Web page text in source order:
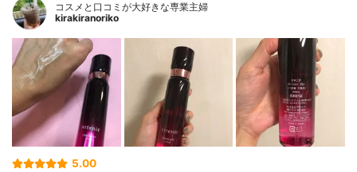
コスメと口コミが大好きな専業主婦
kirakiranoriko
5.00